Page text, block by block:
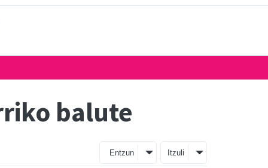
balute
Entzun Itzuli